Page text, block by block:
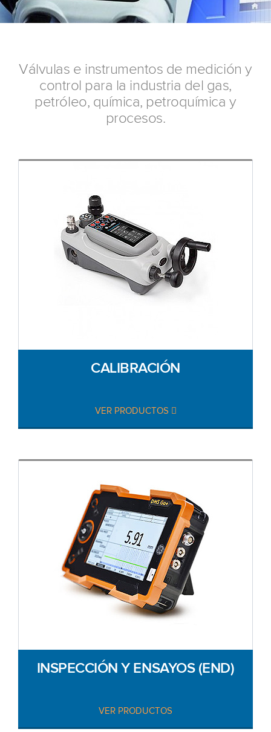
Válvulas e instrumentos de medición y
control para la industria del gas,
petróleo, química, petroquímica y
procesos.
CALIBRACIÓN
VER PRODUCTOS
INSPECCIÓN Y ENSAYOS (END)
VER PRODUCTOS